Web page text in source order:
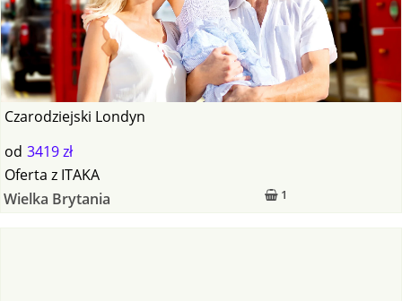
Czarodziejski Londyn
od 3419 zł
1
Oferta z ITAKA
Wielka Brytania